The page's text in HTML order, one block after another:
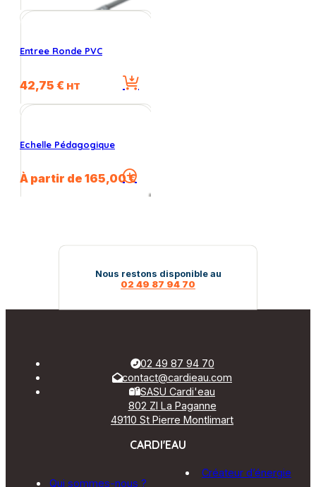
Entree Ronde PVC
42,75 € HT
Echelle Pédagogique
À partir de 165,00€Ce
peuvent
être
du
produit
Nous restons disponible au
02 49 87 94 70
02 49 87 94 70
contact@cardieau.com
SASU Cardi'eau
802 ZI La Paganne
49110 St Pierre Montlimart
CARDI'EAU
Qui sommes-nous ?
Créateur d’énergie